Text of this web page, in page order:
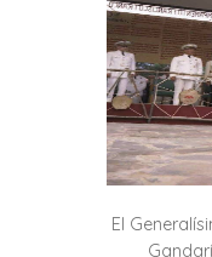
El